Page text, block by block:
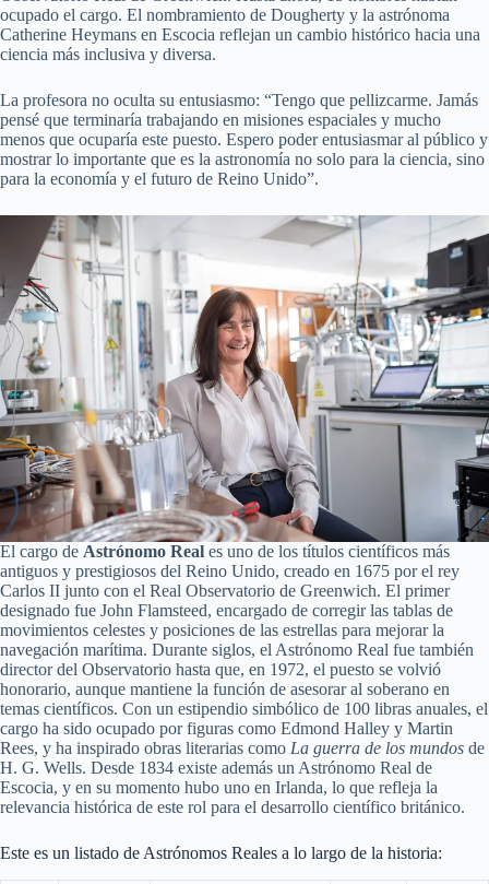
ocupado el cargo. El nombramiento de Dougherty y la astrónoma
Catherine Heymans en Escocia reflejan un cambio histórico hacia una
ciencia más inclusiva y diversa.
La profesora no oculta su entusiasmo: “Tengo que pellizcarme. Jamás
pensé que terminaría trabajando en misiones espaciales y mucho
menos que ocuparía este puesto. Espero poder entusiasmar al público y
mostrar lo importante que es la astronomía no solo para la ciencia, sino
para la economía y el futuro de Reino Unido”.
El cargo de Astrónomo Real es uno de los títulos científicos más
antiguos y prestigiosos del Reino Unido, creado en 1675 por el rey
Carlos II junto con el Real Observatorio de Greenwich. El primer
designado fue John Flamsteed, encargado de corregir las tablas de
movimientos celestes y posiciones de las estrellas para mejorar la
navegación marítima. Durante siglos, el Astrónomo Real fue también
director del Observatorio hasta que, en 1972, el puesto se volvió
honorario, aunque mantiene la función de asesorar al soberano en
temas científicos. Con un estipendio simbólico de 100 libras anuales, el
cargo ha sido ocupado por figuras como Edmond Halley y Martin
Rees, y ha inspirado obras literarias como La guerra de los mundos de
H. G. Wells. Desde 1834 existe además un Astrónomo Real de
Escocia, y en su momento hubo uno en Irlanda, lo que refleja la
relevancia histórica de este rol para el desarrollo científico británico.
Este es un listado de Astrónomos Reales a lo largo de la historia: